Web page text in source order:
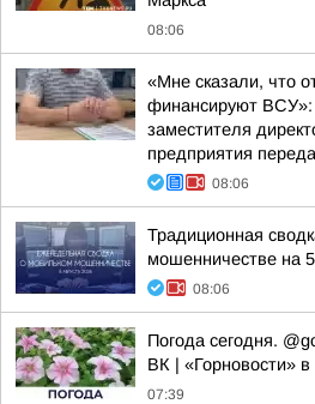
08:06
«Мне сказали, что
финансируют
заместителя
предприятия
08:06
Традиционная
мошенничестве на 5
08:06
Погода сегодня.
ВК | «Горновости»
07:39